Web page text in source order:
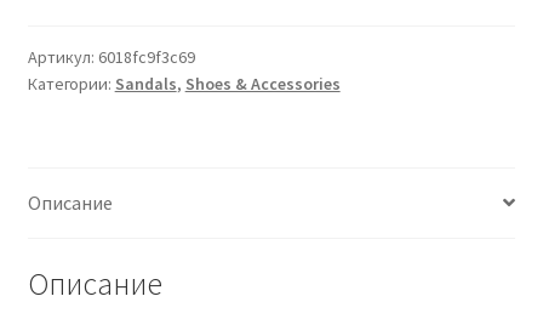
Артикул: 6018fc9f3c69
Категории: Sandals, Shoes & Accessories
Описание
Описание